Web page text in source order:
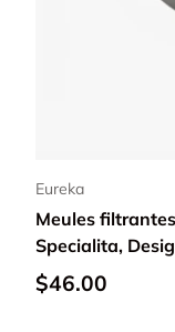
Eureka
Meules
Specialita,
$46.00